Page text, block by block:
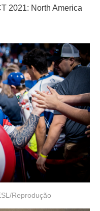
2021: North America
Reprodução